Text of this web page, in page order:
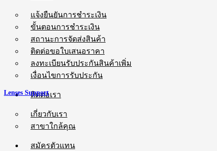
แจ้งยืนยันการชำระเงิน
ขั้นตอนการชำระเงิน
สถานะการจัดส่งสินค้า
ติดต่อขอใบเสนอราคา
ลงทะเบียนรับประกันสินค้าเพิ่ม
เงื่อนไขการรับประกัน
ติดต่อเรา
เกี่ยวกับเรา
สาขาใกล้คุณ
สมัครตัวแทน
Lenses Support